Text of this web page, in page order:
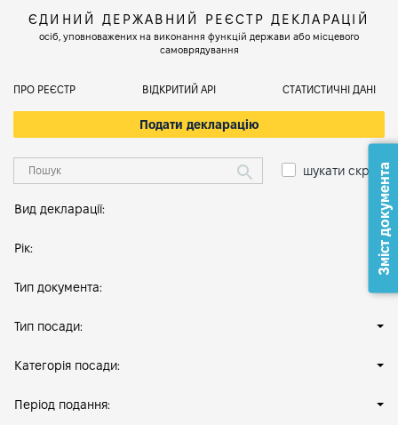
ЄДИНИЙ ДЕРЖАВНИЙ РЕЄСТР ДЕКЛАРАЦІЙ
осіб, уповноважених на виконання функцій держави або місцевого
самоврядування
ПРО РЕЄСТР ВІДКРИТИЙ АРІ СТАТИСТИЧНІ ДАНІ
Подати декларацію
шукати скрізь
Вид декларації:
Рік:
Тип документа:
Тип посади:
Категорія посади:
Період подання:
Зміст документа